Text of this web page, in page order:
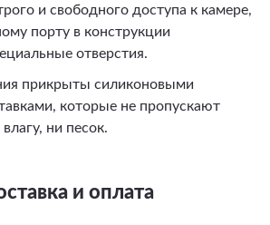
и свободного доступа к камере,
порту в конструкции
отверстия.
прикрыты силиконовыми
которые не пропускают
ни песок.
и оплата